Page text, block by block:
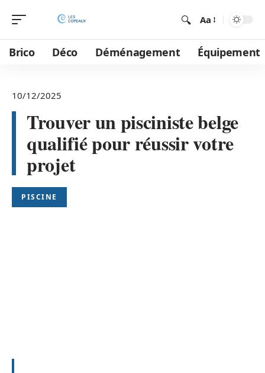
Aa
Brico Déco Déménagement Équipement
10/12/2025
Trouver un pisciniste belge
qualifié pour réussir votre
projet
PISCINE